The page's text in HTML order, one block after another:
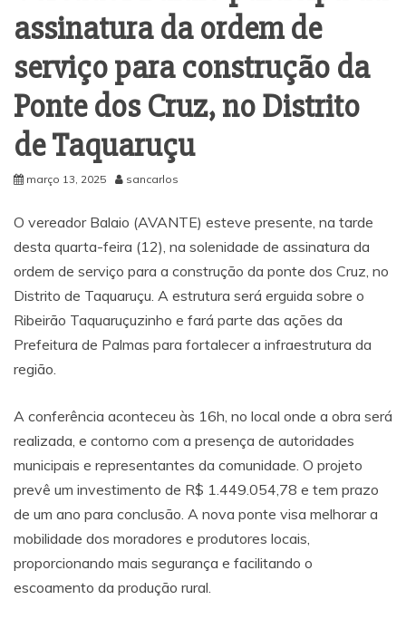
assinatura da ordem de
serviço para construção da
Ponte dos Cruz, no Distrito
de Taquaruçu
março 13, 2025 sancarlos
O vereador Balaio (AVANTE) esteve presente, na tarde
desta quarta-feira (12), na solenidade de assinatura da
ordem de serviço para a construção da ponte dos Cruz, no
Distrito de Taquaruçu. A estrutura será erguida sobre o
Ribeirão Taquaruçuzinho e fará parte das ações da
Prefeitura de Palmas para fortalecer a infraestrutura da
região.
A conferência aconteceu às 16h, no local onde a obra será
realizada, e contorno com a presença de autoridades
municipais e representantes da comunidade. O projeto
prevê um investimento de R$ 1.449.054,78 e tem prazo
de um ano para conclusão. A nova ponte visa melhorar a
mobilidade dos moradores e produtores locais,
proporcionando mais segurança e facilitando o
escoamento da produção rural.